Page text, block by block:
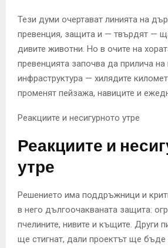
Тези думи очертават линията на
превенция, защита и — твърдят —
дивите животни. Но в очите на
превенцията започва да прилича
инфраструктура — хилядите
променят пейзажа, навиците и
Реакциите и несигурното утре
Реакциите и
утре
Решението има поддръжници и
в него дългоочакваната защита:
пчелините, нивите и къщите. Други
ще стигнат, дали проектът ще бъде